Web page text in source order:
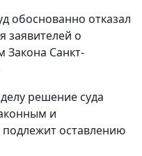
обоснованно отказал
заявителей о
Закона Санкт-
решение суда
и
оставлению